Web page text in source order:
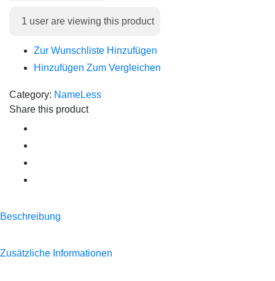
NameLess
(25g)
Menge
1 user are viewing this product
Zur Wunschliste Hinzufügen
Hinzufügen Zum Vergleichen
Category: NameLess
Share this product
Beschreibung
Zusätzliche Informationen